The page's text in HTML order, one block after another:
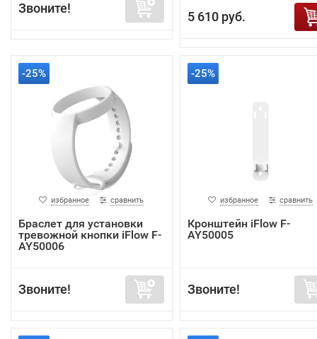
Звоните!
5 610 руб.
-25%
избранное сравнить
Браслет для установки
тревожной кнопки iFlow F-
AY50006
Звоните!
-25%
избранное сравнить
Кронштейн iFlow F-
AY50005
Звоните!